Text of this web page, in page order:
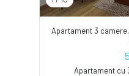
Apartament 3
Apartament cu